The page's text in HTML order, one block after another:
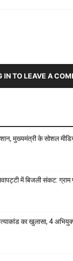
IN TO LEAVE A
मुख्यमंत्री के सोशल
में बिजली संकट: ग्राम
का खुलासा, 4